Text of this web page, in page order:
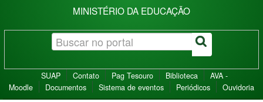
MINISTÉRIO DA EDUCAÇÃO
SUAP Contato Pag Tesouro Biblioteca
AVA -
Moodle
Documentos Sistema de eventos Periódicos Ouvidoria